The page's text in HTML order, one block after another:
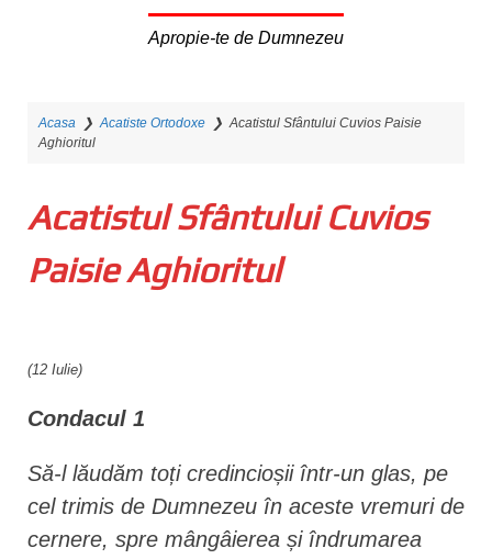
Apropie-te de Dumnezeu
Acasa ❯Acatiste Ortodoxe ❯Acatistul Sfântului Cuvios Paisie
Aghioritul
Acatistul Sfântului Cuvios
Paisie Aghioritul
(12 Iulie)
Condacul 1
Să-l lăudăm toți credincioșii într-un glas, pe
cel trimis de Dumnezeu în aceste vremuri de
cernere, spre mângâierea și îndrumarea